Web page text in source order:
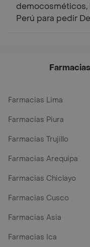
democosméticos,
Perú para pedir
Farmacias Lima
Farmacias Piura
Farmacias Trujillo
Farmacias Arequipa
Farmacias Chiclayo
Farmacias Cusco
Farmacias Asia
Farmacias Ica